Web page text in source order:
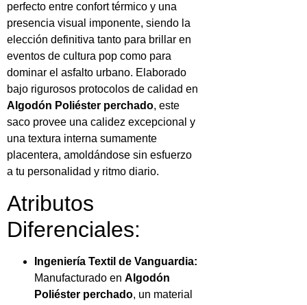
perfecto entre confort térmico y una
presencia visual imponente, siendo la
elección definitiva tanto para brillar en
eventos de cultura pop como para
dominar el asfalto urbano. Elaborado
bajo rigurosos protocolos de calidad en
Algodón Poliéster perchado, este
saco provee una calidez excepcional y
una textura interna sumamente
placentera, amoldándose sin esfuerzo
a tu personalidad y ritmo diario.
Atributos
Diferenciales:
Ingeniería Textil de Vanguardia:
Manufacturado en Algodón
Poliéster perchado, un material